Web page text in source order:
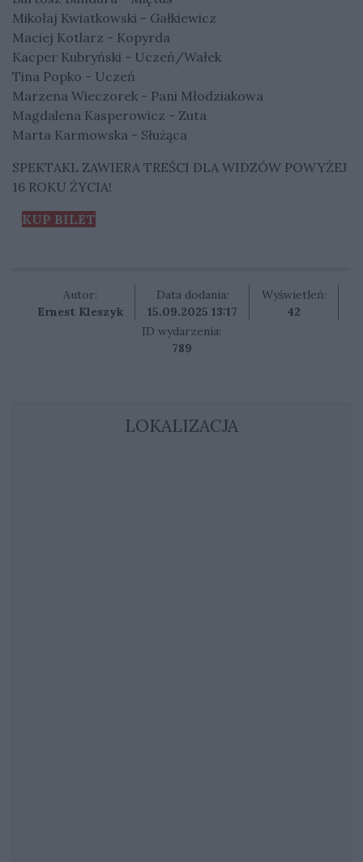
Mikołaj Kwiatkowski - Gałkiewicz
Maciej Kotlarz - Kopyrda
Kacper Kubryński - Uczeń/Wałek
Tina Popko - Uczeń
Marzena Wieczorek - Pani Młodziakowa
Magdalena Kasperowicz - Zuta
Marta Karmowska - Służąca
SPEKTAKL ZAWIERA TREŚCI DLA WIDZÓW POWYŻEJ
16 ROKU ŻYCIA!
KUP BILET
Autor:
Ernest Kleszyk
Data dodania:
15.09.2025 13:17
Wyświetleń:
42
ID wydarzenia:
789
LOKALIZACJA